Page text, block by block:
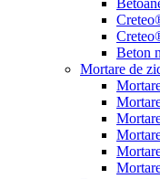
Beton
Mortare de